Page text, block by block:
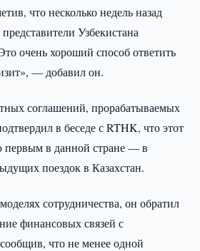
что несколько недель назад
Узбекистана
очень хороший способ ответить
— добавил он.
соглашений, прорабатываемых
в беседе с RTHK, что этот
первым в данной стране — в
поездок в Казахстан.
сотрудничества, он обратил
финансовых связей с
что не менее одной